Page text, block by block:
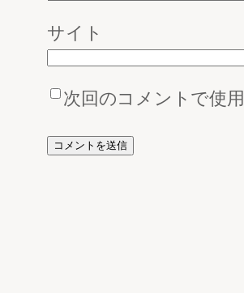
サイト
次回のコメントで使